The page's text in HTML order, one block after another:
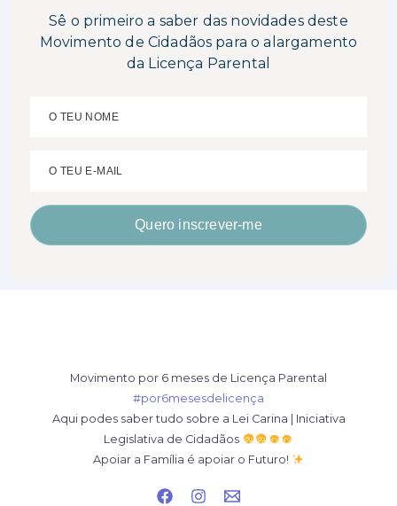
Sê o primeiro a saber das novidades deste
Movimento de Cidadãos para o alargamento
da Licença Parental
O TEU NOME
O TEU E-MAIL
Quero inscrever-me
Movimento por 6 meses de Licença Parental
#por6mesesdelicença
Aqui podes saber tudo sobre a Lei Carina | Iniciativa
Legislativa de Cidadãos
Apoiar a Família é apoiar o Futuro!